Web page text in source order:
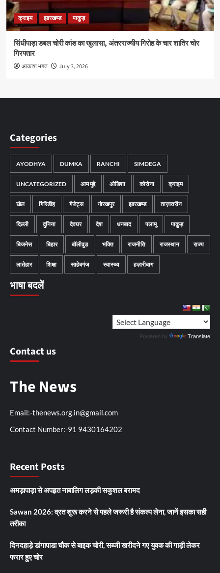
क्राइम झारखण्ड पाकुड़
सिंधीपाड़ा डबल चोरी कांड का खुलासा, अंतरराज्यीय गिरोह के चार शातिर चोर
गिरफ्तार
आकाश भगत July 3, 2026
Categories
AYODHYA DUMKA RANCHI SIMDEGA
UNCATEGORIZED आम मुद्दे ओडिशा कोरोना क्राइम
खेल गिरिडीह गैजेट्स गोरखपुर झारखण्ड ताज़ातरीन
दिल्ली दुनिया देवघर देश धनबाद पलामू पाकुड़
बिजनेस बिहार बॉलीवुड भक्ति राजनीति राजस्थान राज्य
लातेहार शिक्षा साहेबगंज स्वास्थ्य हज़ारीबाग
भाषा बदलें
Powered by Translate
Contact us
The News
Email:-thenews.org.in@gmail.com
Contact Number:-91 9430164202
Recent Posts
अमड़ापाड़ा से अपहृत नाबालिग लड़की सकुशल बरामद
Sawan 2026: व्रत शुरू करने से पहले जरूरी है संकल्प लेना, जानें इसका सही
तरीका
दिनदहाड़े डांगापाडा चौक से बाइक चोरी, सब्जी खरीदने गए युवक की गाड़ी लेकर
फरार हुए चोर